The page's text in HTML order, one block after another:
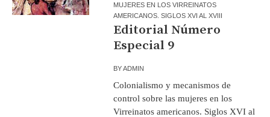
MUJERES EN LOS VIRREINATOS
AMERICANOS. SIGLOS XVI AL XVIII
Editorial Número
Especial 9
BYADMIN
Colonialismo y mecanismos de
control sobre las mujeres en los
Virreinatos americanos. Siglos XVI al